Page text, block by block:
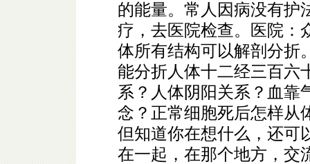
的能量。常人因病没有护
疗，去医院检查。医院：
体所有结构可以解剖分折
能分折人体十二经三百六
系？人体阴阳关系？血靠
念？正常细胞死后怎样从
但知道你在想什么，还可
在一起，在那个地方，交